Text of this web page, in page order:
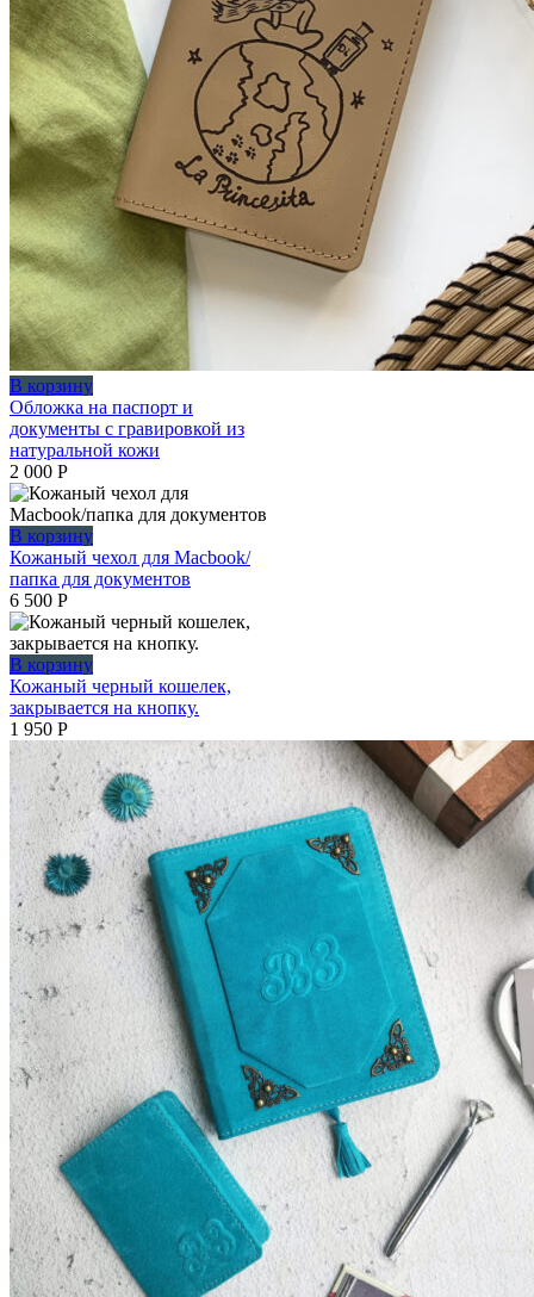
В корзину
Обложка на паспорт и
документы с гравировкой из
натуральной кожи
2 000 Р
В корзину
Кожаный чехол для Macbook/
папка для документов
6 500 Р
В корзину
Кожаный черный кошелек,
закрывается на кнопку.
1 950 Р